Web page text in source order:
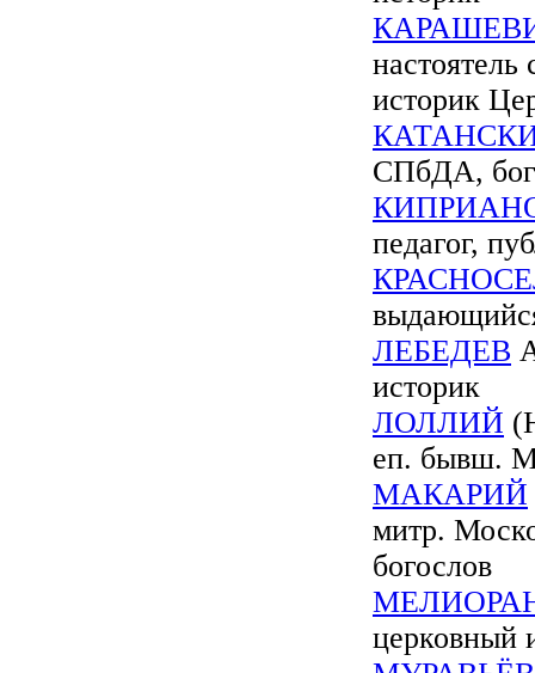
настоятель
историк
СПбДА,
педагог,
ЛЕБЕДЕВ
историк
ЛОЛЛИЙ
еп. бывш.
МАКАРИЙ
митр.
богослов
церковный